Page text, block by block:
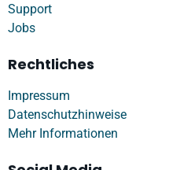
Support
Jobs
Rechtliches
Impressum
Datenschutzhinweise
Mehr Informationen